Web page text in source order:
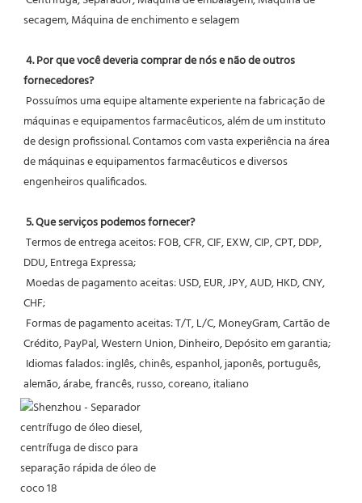
secagem, Máquina de enchimento e selagem
4. Por que você deveria comprar de nós e não de outros
fornecedores?
máquinas e equipamentos farmacêuticos, além de um instituto
de design profissional. Contamos com vasta experiência na área
de máquinas e equipamentos farmacêuticos e diversos
engenheiros qualificados.
5. Que serviços podemos fornecer?
DDU, Entrega Expressa;
CHF;
Crédito, PayPal, Western Union, Dinheiro, Depósito em garantia;
alemão, árabe, francês, russo, coreano, italiano